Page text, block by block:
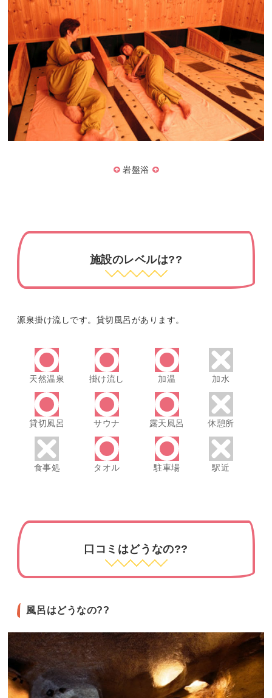
岩盤浴
施設のレベルは??
源泉掛け流しです。貸切風呂があります。
天然温泉 掛け流し 加温 加水
貸切風呂 サウナ 露天風呂 休憩所
食事処 タオル 駐車場 駅近
口コミはどうなの??
風呂はどうなの??